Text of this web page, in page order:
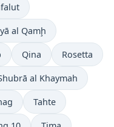
al Qamḩ
Qina Rosetta
al Khaymah
Tahte